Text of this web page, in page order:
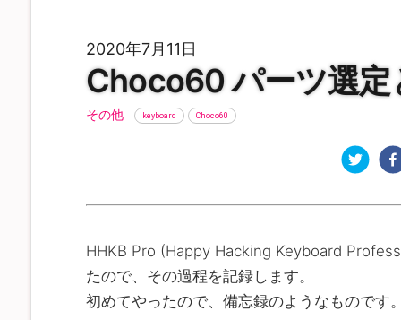
2020年7月11日
Choco60 パーツ選定
その他 keyboard Choco60
HHKB Pro (Happy Hacking Keyboard
たので、その過程を記録します。
初めてやったので、備忘録のようなものです。